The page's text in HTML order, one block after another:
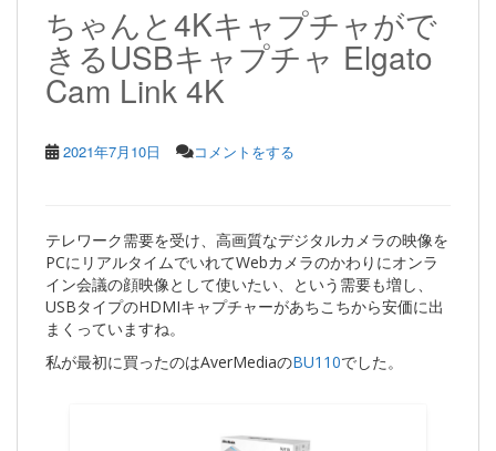
ちゃんと4Kキャプチャがで
きるUSBキャプチャ Elgato
Cam Link 4K
2021年7月10日 コメントをする
テレワーク需要を受け、高画質なデジタルカメラの映像を
PCにリアルタイムでいれてWebカメラのかわりにオンラ
イン会議の顔映像として使いたい、という需要も増し、
USBタイプのHDMIキャプチャーがあちこちから安価に出
まくっていますね。
私が最初に買ったのはAverMediaのBU110でした。